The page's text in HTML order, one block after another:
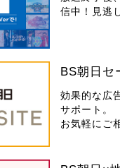
信中！見逃
BS朝日セ
効果的な広
サポート。
お気軽にご